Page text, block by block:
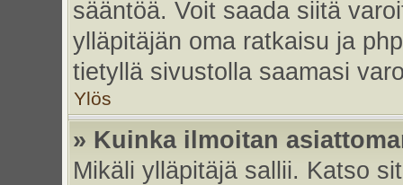
sääntöä. Voit saada siitä
ylläpitäjän oma ratkaisu ja
tietyllä sivustolla saamasi
Ylös
» Kuinka ilmoitan
Mikäli ylläpitäjä sallii. Katso